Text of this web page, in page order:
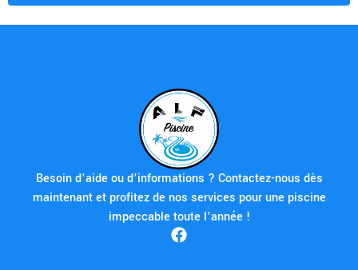
Besoin d’aide ou d’informations ? Contactez-nous dès
maintenant et profitez de nos services pour une piscine
impeccable toute l’année !